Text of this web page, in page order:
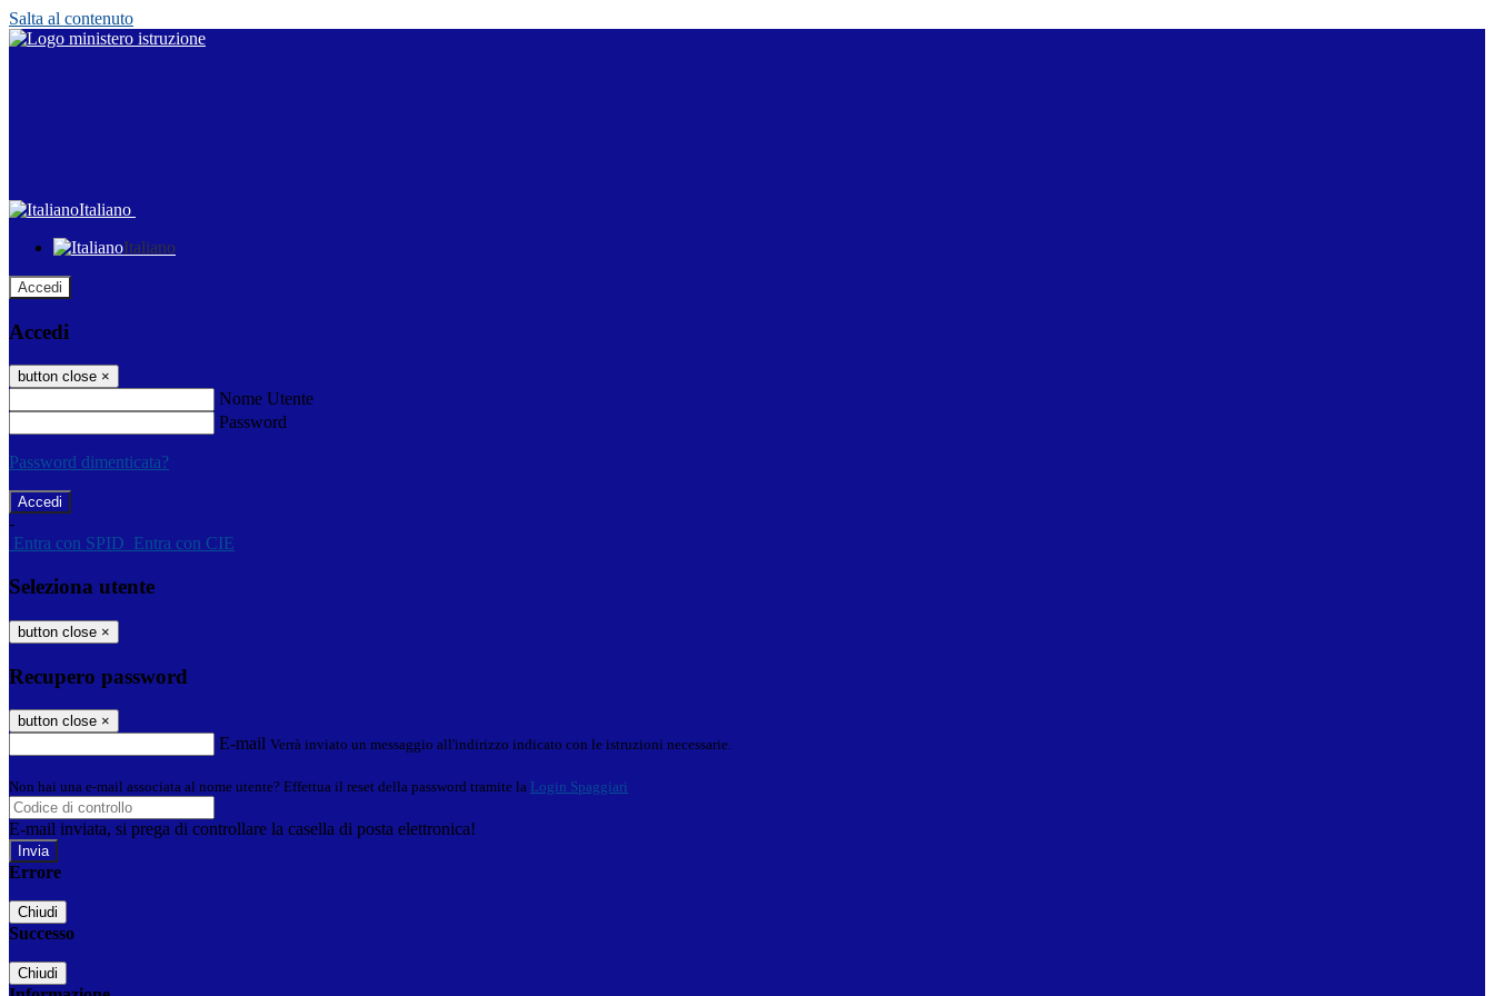
Salta al contenuto
Italiano
Italiano
Accedi
Accedi
button close ×
Nome Utente
Password
Password dimenticata?
-
Entra con SPID Entra con CIE
Seleziona utente
button close ×
Recupero password
button close ×
E-mail Verrà inviato un messaggio all'indirizzo indicato con le istruzioni necessarie.
Non hai una e-mail associata al nome utente? Effettua il reset della password tramite la Login Spaggiari
E-mail inviata, si prega di controllare la casella di posta elettronica!
Errore
Chiudi
Successo
Chiudi